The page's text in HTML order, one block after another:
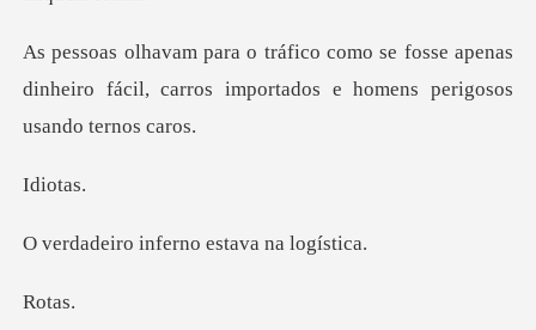
fosse apenas
dinheiro fácil, carros import
io
inferno estav
ta